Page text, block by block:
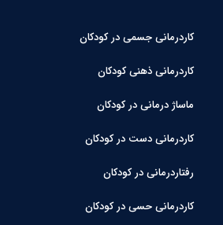
کاردرمانی جسمی در کودکان
کاردرمانی ذهنی کودکان
ماساژ درمانی در کودکان
کاردرمانی دست در کودکان
رفتاردرمانی در کودکان
کاردرمانی حسی در کودکان